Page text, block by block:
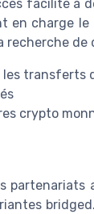
facilité à
en charge
recherche de
les transferts
crypto
partenariats